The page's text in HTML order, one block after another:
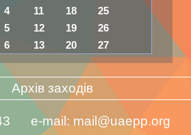
4 11 18 25
5 12 19 26
6 13 20 27
Архів заходів
43 e-mail: mail@uaepp.org